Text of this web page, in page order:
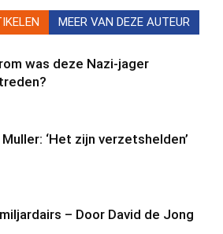
MEER VAN DEZE AUTEUR
was deze Nazi-jager
‘Het zijn verzetshelden’
– Door David de Jong